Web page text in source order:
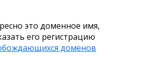
это доменное имя,
его регистрацию
доменов